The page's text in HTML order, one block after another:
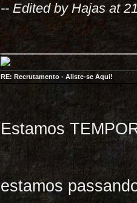
-- Edited by Hajas at
RE: Recrutamento - Aliste-se Aqui!
Estamos
estamos